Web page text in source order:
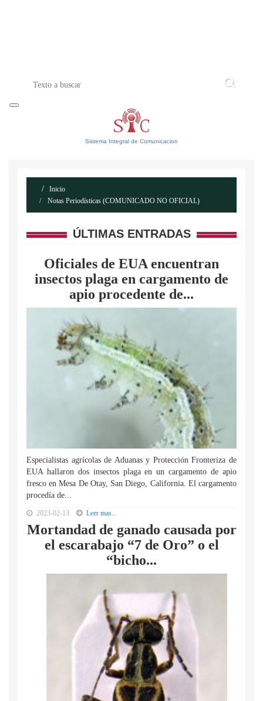
Sistema Integral de Comunicacion
Inicio
Notas Periodísticas (COMUNICADO NO OFICIAL)
ÚLTIMAS ENTRADAS
Oficiales de EUA encuentran
insectos plaga en cargamento de
apio procedente de...
Especialistas agrícolas de Aduanas y Protección Fronteriza de
EUA hallaron dos insectos plaga en un cargamento de apio
fresco en Mesa De Otay, San Diego, California. El cargamento
procedía de...
2023-02-13 Leer mas...
Mortandad de ganado causada por
el escarabajo “7 de Oro” o el
“bicho...